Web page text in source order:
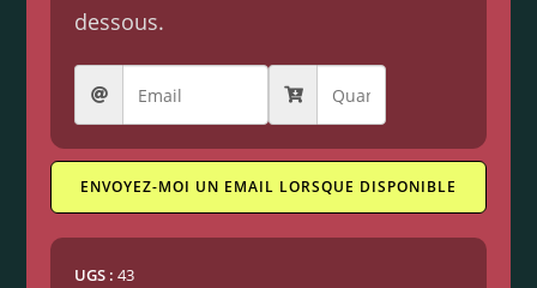
dessous.
ENVOYEZ-MOI UN EMAIL LORSQUE DISPONIBLE
UGS :43